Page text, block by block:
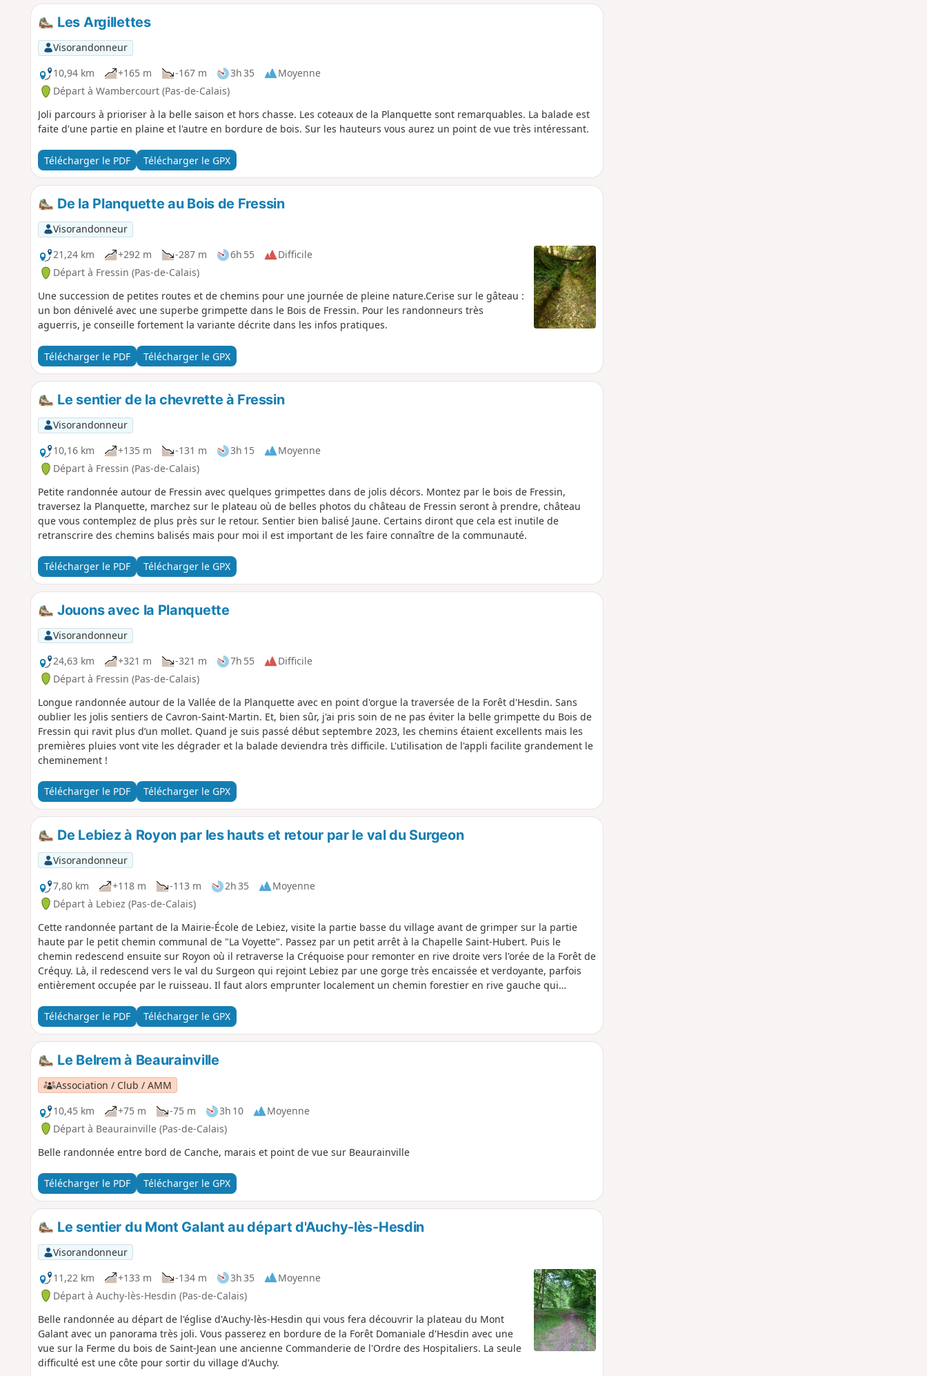
Les Argillettes
Visorandonneur
10,94 km
+165 m -167 m 3h 35
Moyenne
Départ à Wambercourt (Pas-de-Calais)
Joli parcours à prioriser à la belle saison et hors chasse. Les coteaux de la Planquette sont remarquables. La balade est
faite d'une partie en plaine et l'autre en bordure de bois. Sur les hauteurs vous aurez un point de vue très intéressant.
Télécharger le PDF Télécharger le GPX
De la Planquette au Bois de Fressin
Visorandonneur
21,24 km
+292 m -287 m 6h 55
Difficile
Départ à Fressin (Pas-de-Calais)
Une succession de petites routes et de chemins pour une journée de pleine nature.Cerise sur le gâteau :
un bon dénivelé avec une superbe grimpette dans le Bois de Fressin. Pour les randonneurs très
aguerris, je conseille fortement la variante décrite dans les infos pratiques.
Télécharger le PDF Télécharger le GPX
Le sentier de la chevrette à Fressin
Visorandonneur
10,16 km
+135 m -131 m 3h 15
Moyenne
Départ à Fressin (Pas-de-Calais)
Petite randonnée autour de Fressin avec quelques grimpettes dans de jolis décors. Montez par le bois de Fressin,
traversez la Planquette, marchez sur le plateau où de belles photos du château de Fressin seront à prendre, château
que vous contemplez de plus près sur le retour. Sentier bien balisé Jaune. Certains diront que cela est inutile de
retranscrire des chemins balisés mais pour moi il est important de les faire connaître de la communauté.
Télécharger le PDF Télécharger le GPX
Jouons avec la Planquette
Visorandonneur
24,63 km
+321 m -321 m 7h 55
Difficile
Départ à Fressin (Pas-de-Calais)
Longue randonnée autour de la Vallée de la Planquette avec en point d'orgue la traversée de la Forêt d'Hesdin. Sans
oublier les jolis sentiers de Cavron-Saint-Martin. Et, bien sûr, j'ai pris soin de ne pas éviter la belle grimpette du Bois de
Fressin qui ravit plus d’un mollet. Quand je suis passé début septembre 2023, les chemins étaient excellents mais les
premières pluies vont vite les dégrader et la balade deviendra très difficile. L'utilisation de l'appli facilite grandement le
cheminement !
Télécharger le PDF Télécharger le GPX
De Lebiez à Royon par les hauts et retour par le val du Surgeon
Visorandonneur
7,80 km
+118 m -113 m 2h 35
Moyenne
Départ à Lebiez (Pas-de-Calais)
Cette randonnée partant de la Mairie-École de Lebiez, visite la partie basse du village avant de grimper sur la partie
haute par le petit chemin communal de "La Voyette". Passez par un petit arrêt à la Chapelle Saint-Hubert. Puis le
chemin redescend ensuite sur Royon où il retraverse la Créquoise pour remonter en rive droite vers l'orée de la Forêt de
Créquy. Là, il redescend vers le val du Surgeon qui rejoint Lebiez par une gorge très encaissée et verdoyante, parfois
entièrement occupée par le ruisseau. Il faut alors emprunter localement un chemin forestier en rive gauche qui
Télécharger le PDF
Télécharger le GPX
Le Belrem à Beaurainville
Association / Club / AMM
10,45 km
+75 m -75 m 3h 10
Moyenne
Départ à Beaurainville (Pas-de-Calais)
Belle randonnée entre bord de Canche, marais et point de vue sur Beaurainville
Télécharger le PDF Télécharger le GPX
Le sentier du Mont Galant au départ d'Auchy-lès-Hesdin
Visorandonneur
11,22 km
+133 m -134 m 3h 35
Moyenne
Départ à Auchy-lès-Hesdin (Pas-de-Calais)
Belle randonnée au départ de l'église d'Auchy-lès-Hesdin qui vous fera découvrir la plateau du Mont
Galant avec un panorama très joli. Vous passerez en bordure de la Forêt Domaniale d'Hesdin avec une
vue sur la Ferme du bois de Saint-Jean une ancienne Commanderie de l'Ordre des Hospitaliers. La seule
difficulté est une côte pour sortir du village d'Auchy.